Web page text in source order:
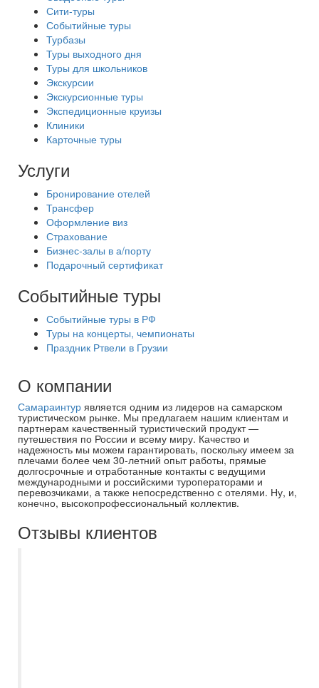
Сити-туры
Событийные туры
Турбазы
Туры выходного дня
Туры для школьников
Экскурсии
Экскурсионные туры
Экспедиционные круизы
Клиники
Карточные туры
Услуги
Бронирование отелей
Трансфер
Оформление виз
Страхование
Бизнес-залы в а/порту
Подарочный сертификат
Событийные туры
Событийные туры в РФ
Туры на концерты, чемпионаты
Праздник Ртвели в Грузии
О компании
Самараинтур является одним из лидеров на самарском
туристическом рынке. Мы предлагаем нашим клиентам и
партнерам качественный туристический продукт —
путешествия по России и всему миру. Качество и
надежность мы можем гарантировать, поскольку имеем за
плечами более чем 30-летний опыт работы, прямые
долгосрочные и отработанные контакты с ведущими
международными и российскими туроператорами и
перевозчиками, а также непосредственно с отелями. Ну, и,
конечно, высокопрофессиональный коллектив.
Отзывы клиентов